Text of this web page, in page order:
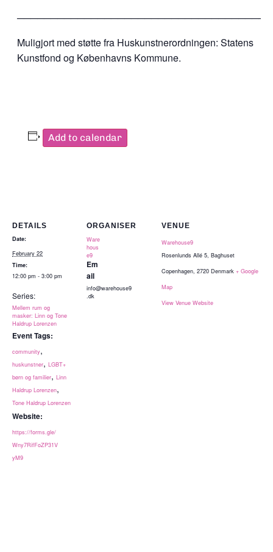
Muligjort med støtte fra Huskunstnerordningen: Statens
Kunstfond og Københavns Kommune.
Add to calendar
DETAILS
Date:
February 22
Time:
12:00 pm - 3:00 pm
Series:
Mellem rum og
masker: Linn og Tone
Haldrup Lorenzen
Event Tags:
community,
huskunstner, LGBT+
børn og familier, Linn
Haldrup Lorenzen,
Tone Haldrup Lorenzen
Website:
https://forms.gle/
Wny7RifFoZP31V
yM9
ORGANISER
Ware
hous
e9
Em
ail
info@warehouse9
.dk
VENUE
Warehouse9
Rosenlunds Allé 5, Baghuset
Copenhagen, 2720 Denmark + Google
Map
View Venue Website